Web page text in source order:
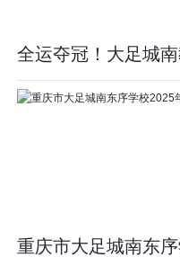
全运夺冠！大足城
重庆市大足城南东